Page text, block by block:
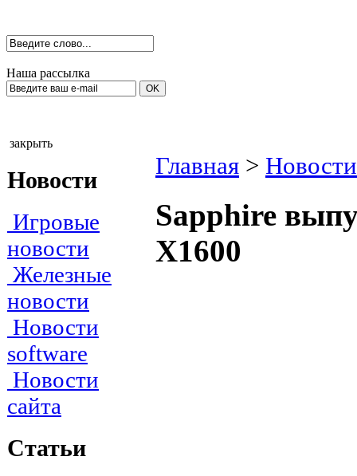
Наша рассылка
закрыть
Новости
Игровые
новости
Железные
новости
Новости
software
Новости
сайта
Статьи
Главная >
Sapphire
X1600